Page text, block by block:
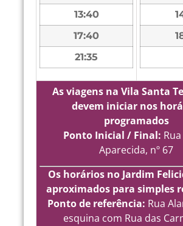
13:40
17:40
21:35
As viagens na Vila Santa
devem iniciar nos
programados
Ponto Inicial / Final:
Aparecida, nº 67
Os horários no Jardim
aproximados para simples
Ponto de referência: Rua
esquina com Rua das